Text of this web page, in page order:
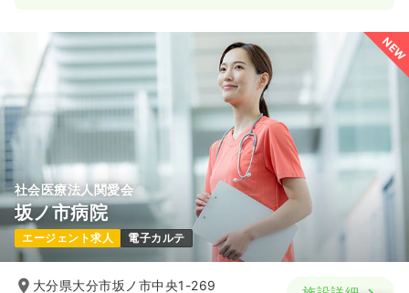
給与 25.0万円〜/月
※一例
時間 8:30～17:30
4週8休以上
担当業務未経験可
第二新卒可
月給25万円以上可
気になる 詳細を見る
日勤のみ（パート） 一時募集休止
給与 1,250
時間 8:30～17:30
給与 23.3〜36.4万円 賞与3.8ヶ月
時間 8:30～17:30（休憩60分）
4週8休以上
担当業務未経験可 ブランク可
新卒可
第二新卒可
月給36万円以上可
詳細を見る
NEW
社会医療法人関愛会
坂ノ市病院
エージェント求人 電子カルテ
大分県大分市坂ノ市中央1-269